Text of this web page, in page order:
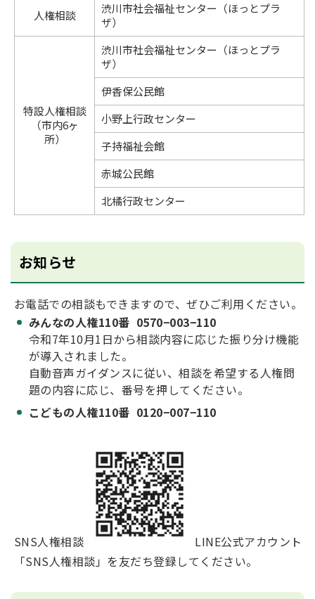
人権相談
渋川市社会福祉センター（ほっとプラ
ザ）
特設人権相談
（市内6ヶ
所）
渋川市社会福祉センター（ほっとプラ
ザ）
伊香保公民館
小野上行政センター
子持福祉会館
赤城公民館
北橘行政センター
お知らせ
お電話での相談もできますので、ぜひご利用ください。
みんなの人権110番 0570−003−110
令和7年10月1日から相談内容に応じた振り分け機能
が導入されました。
自動音声ガイダンスに従い、相談を希望する人権問
題の内容に応じ、番号を押してください。
こどもの人権110番 0120−007−110
SNS人権相談
LINE公式アカウント
「SNS人権相談」を友だち登録してください。